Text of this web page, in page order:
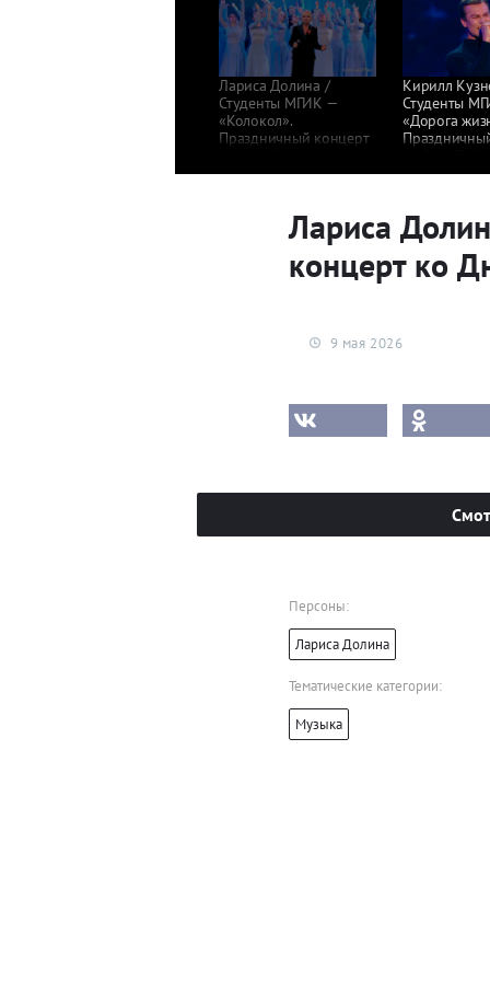
Лариса Долина /
Студенты МГИК —
«Колокол».
Праздничный концерт
Фрагмент выпуска
Кирилл
Студенты
«Дорога
Фрагмент
Лариса
концерт ко
9 мая 2026
Персоны:
Лариса Долина
Тематические категории:
Музыка